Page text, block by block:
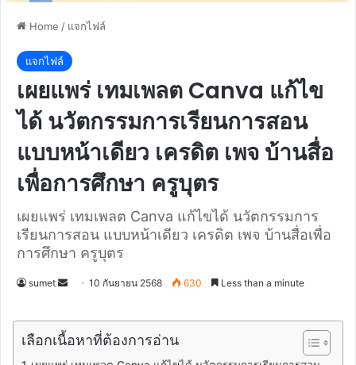
Home / แจกไฟล์
แจกไฟล์
เผยแพร่ เทมเพลต Canva แก้ไข
ได้ นวัตกรรมการเรียนการสอน
แบบหน้าเดียว เครดิต เพจ บ้านสื่อ
เพื่อการศึกษา ครูบุตร
เผยแพร่ เทมเพลต Canva แก้ไขได้ นวัตกรรมการ
เรียนการสอน แบบหน้าเดียว เครดิต เพจ บ้านสื่อเพื่อ
การศึกษา ครูบุตร
sumet
Send
email
10 กันยายน 2568 630 Less than a minute
เลือกเนื้อหาที่ต้องการอ่าน